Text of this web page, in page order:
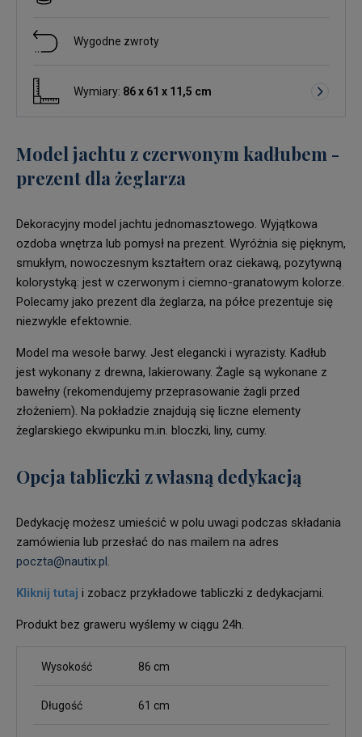
Wygodne zwroty
Wymiary: 86 x 61 x 11,5 cm
Model jachtu z czerwonym kadłubem -
prezent dla żeglarza
Dekoracyjny model jachtu jednomasztowego. Wyjątkowa
ozdoba wnętrza lub pomysł na prezent. Wyróżnia się pięknym,
smukłym, nowoczesnym kształtem oraz ciekawą, pozytywną
kolorystyką: jest w czerwonym i ciemno-granatowym kolorze.
Polecamy jako prezent dla żeglarza, na półce prezentuje się
niezwykle efektownie.
Model ma wesołe barwy. Jest elegancki i wyrazisty. Kadłub
jest wykonany z drewna, lakierowany. Żagle są wykonane z
bawełny (rekomendujemy przeprasowanie żagli przed
złożeniem). Na pokładzie znajdują się liczne elementy
żeglarskiego ekwipunku m.in. bloczki, liny, cumy.
Opcja tabliczki z własną dedykacją
Dedykację możesz umieścić w polu uwagi podczas składania
zamówienia lub przesłać do nas mailem na adres
poczta@nautix.pl.
Kliknij tutaj i zobacz przykładowe tabliczki z dedykacjami.
Produkt bez graweru wyślemy w ciągu 24h.
Wysokość 86 cm
Długość 61 cm